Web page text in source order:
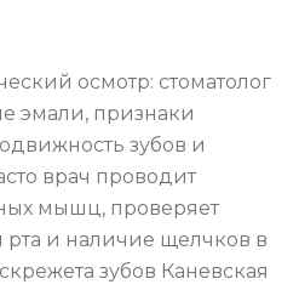
осмотр: стоматолог
эмали, признаки
зубов и
врач проводит
мышц, проверяет
и наличие щелчков в
зубов Каневская